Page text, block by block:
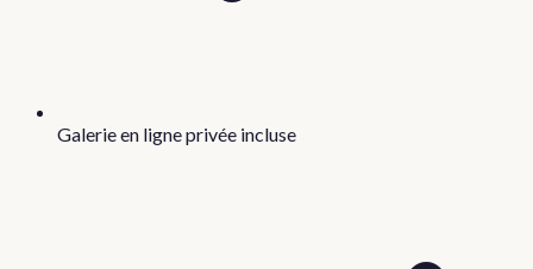
Galerie en ligne privée incluse